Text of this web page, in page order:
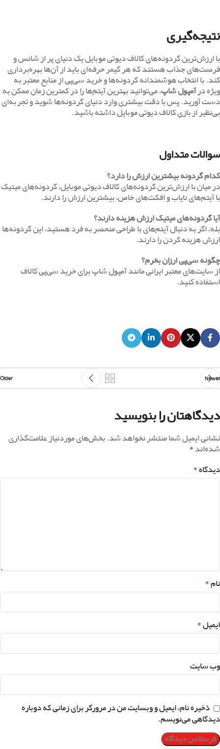
نتیجه‌گیری
با ارزش‌ترین گردونه‌های کالاف دیوتی موبایل یک دنیای پر از شانس و
فرصت‌های جذاب هستند که هر گیمر حرفه‌ای باید از آن‌ها بهره‌برداری
کند. با انتخاب هوشمندانه گردونه‌ها و خرید سی‌پی از منابع معتبر به
ویژه درآمپول شاپ، می‌توانید بهترین آیتم‌ها را در کمترین زمان ممکن به
دست آورید. پس با دقت بیشتری وارد دنیای گردونه‌ها شوید و تجربه‌ای
بی‌نظیر از بازی کالاف دیوتی موبایل داشته باشید.
سوالات متداول
کدام گردونه بیشترین ارزش را دارد؟
در میان با ارزش‌ترین گردونه‌های کالاف دیوتی موبایل، گردونه‌های میتیک
با آیتم‌های نایاب و افکت‌های خاص، بیشترین ارزش را دارند.
آیا گردونه‌های میتیک ارزش هزینه دارند؟
بله، اگر به دنبال آیتم‌های با طراحی منحصر به فرد هستید، این گردونه‌ها
ارزش هزینه کردن را دارند.
چگونه سی‌پی ارزان بخرم؟
از سایت‌های معتبر ایرانی مانند آمپول شاپ برای خرید سی‌پی کالاف
استفاده کنید.
Newer
Older
دیدگاهتان را بنویسید
نشانی ایمیل شما منتشر نخواهد شد.بخش‌های موردنیاز علامت‌گذاری
شده‌اند*
دیدگاه*
نام*
ایمیل*
وب‌ سایت
ذخیره نام، ایمیل و وبسایت من در مرورگر برای زمانی که دوباره
دیدگاهی می‌نویسم.